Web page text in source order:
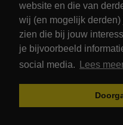
website en die van
wij (en mogelijk
zien die bij jouw
je bijvoorbeeld
social media.
Lees